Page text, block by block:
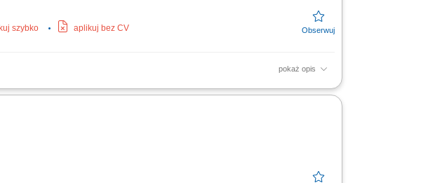
szybko aplikuj bez CV
pokaż opis
i mailowy, analizowanie wyników kampanii reklamowych oraz